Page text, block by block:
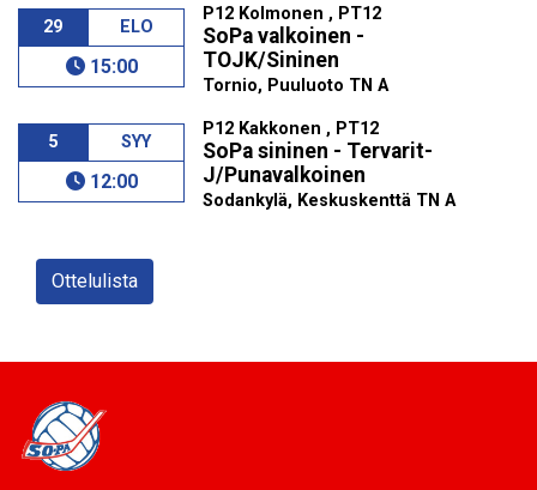
29 ELO
15:00
P12 Kolmonen , PT12
SoPa valkoinen -
TOJK/Sininen
Tornio, Puuluoto TN A
5 SYY
12:00
P12 Kakkonen , PT12
SoPa sininen - Tervarit-
J/Punavalkoinen
Sodankylä, Keskuskenttä TN A
Ottelulista